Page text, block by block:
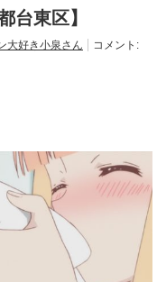
台東区】
大好き小泉さん
コメント: